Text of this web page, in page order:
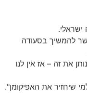
להמשיך בסעודה
את זה – אז אין לנו
שיחזיר את האפיקומן".